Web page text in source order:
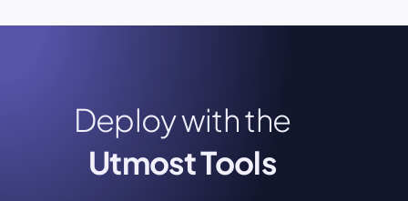
Deploy with the
Utmost Tools